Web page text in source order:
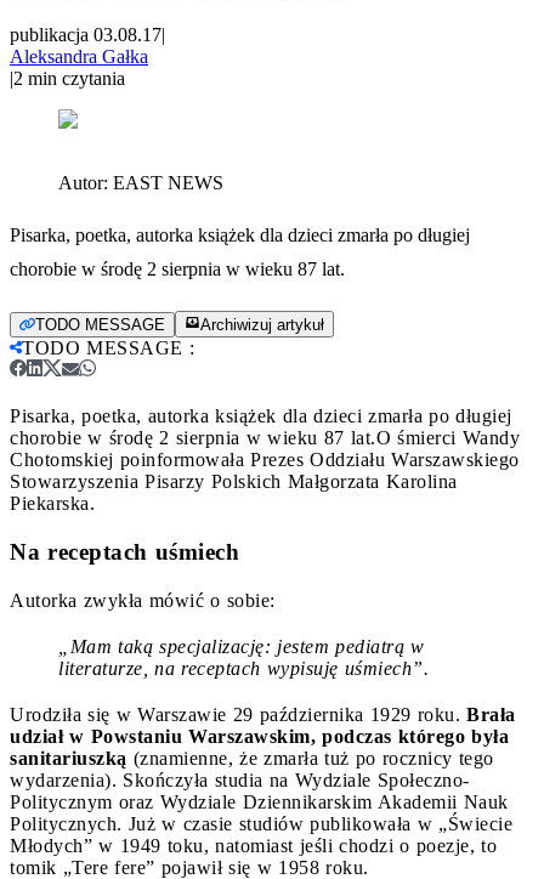
publikacja 03.08.17|
Aleksandra Gałka
|2 min czytania
Autor: EAST NEWS
Pisarka, poetka, autorka książek dla dzieci zmarła po długiej
chorobie w środę 2 sierpnia w wieku 87 lat.
TODO MESSAGE Archiwizuj artykuł
TODO MESSAGE :
Pisarka, poetka, autorka książek dla dzieci zmarła po długiej
chorobie w środę 2 sierpnia w wieku 87 lat.O śmierci Wandy
Chotomskiej poinformowała Prezes Oddziału Warszawskiego
Stowarzyszenia Pisarzy Polskich Małgorzata Karolina
Piekarska.
Na receptach uśmiech
Autorka zwykła mówić o sobie:
„Mam taką specjalizację: jestem pediatrą w
literaturze, na receptach wypisuję uśmiech”.
Urodziła się w Warszawie 29 października 1929 roku. Brała
udział w Powstaniu Warszawskim, podczas którego była
sanitariuszką (znamienne, że zmarła tuż po rocznicy tego
wydarzenia). Skończyła studia na Wydziale Społeczno-
Politycznym oraz Wydziale Dziennikarskim Akademii Nauk
Politycznych. Już w czasie studiów publikowała w „Świecie
Młodych” w 1949 toku, natomiast jeśli chodzi o poezje, to
tomik „Tere fere” pojawił się w 1958 roku.